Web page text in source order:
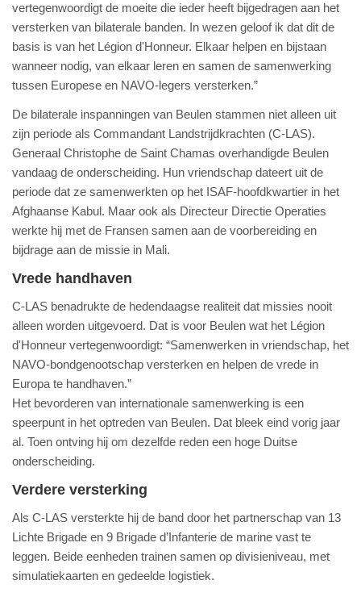
vertegenwoordigt de moeite die ieder heeft bijgedragen aan het
versterken van bilaterale banden. In wezen geloof ik dat dit de
basis is van het Légion d'Honneur. Elkaar helpen en bijstaan ​​
wanneer nodig, van elkaar leren en samen de samenwerking
tussen Europese en NAVO-legers versterken.”
De bilaterale inspanningen van Beulen stammen niet alleen uit
zijn periode als Commandant Landstrijdkrachten (C-LAS).
Generaal Christophe de Saint Chamas overhandigde Beulen
vandaag de onderscheiding. Hun vriendschap dateert uit de
periode dat ze samenwerkten op het ISAF-hoofdkwartier in het
Afghaanse Kabul. Maar ook als Directeur Directie Operaties
werkte hij met de Fransen samen aan de voorbereiding en
bijdrage aan de missie in Mali.
Vrede handhaven
C-LAS benadrukte de hedendaagse realiteit dat missies nooit
alleen worden uitgevoerd. Dat is voor Beulen wat het Légion
d'Honneur vertegenwoordigt: “Samenwerken in vriendschap, het
NAVO-bondgenootschap versterken en helpen de vrede in
Europa te handhaven.”
Het bevorderen van internationale samenwerking is een
speerpunt in het optreden van Beulen. Dat bleek eind vorig jaar
al. Toen ontving hij om dezelfde reden een hoge Duitse
onderscheiding.
Verdere versterking
Als C-LAS versterkte hij de band door het partnerschap van 13
Lichte Brigade en 9 Brigade d’Infanterie de marine vast te
leggen. Beide eenheden trainen samen op divisieniveau, met
simulatiekaarten en gedeelde logistiek.